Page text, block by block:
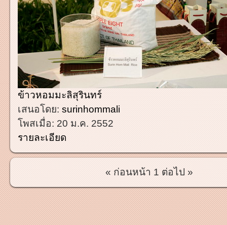
ข้าวหอมมะลิสุรินทร์
เสนอโดย: surinhommali
โพสเมื่อ: 20 ม.ค. 2552
รายละเอียด
« ก่อนหน้า 1 ต่อไป »